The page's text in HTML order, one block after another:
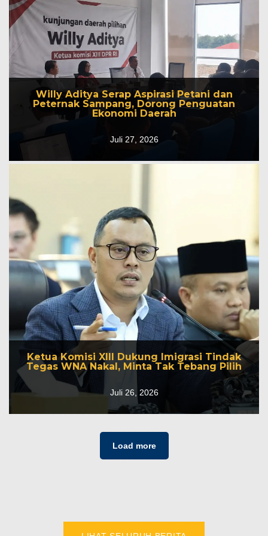
Willy Aditya Serap Aspirasi Petani dan
Peternak Sampang, Dorong Penguatan
Ekonomi Daerah
Juli 27, 2026
Willy Aditya Serap Aspirasi Petani dan
Peternak Sampang, Dorong Penguatan
Ekonomi Daerah
Juli 27, 2026
Ketua Komisi XIII Dukung Imigrasi Tindak
Tegas WNA Nakal, Minta Tak Tebang Pilih
Juli 26, 2026
Ketua Komisi XIII Dukung Imigrasi Tindak
Tegas WNA Nakal, Minta Tak Tebang Pilih
Juli 26, 2026
Load more